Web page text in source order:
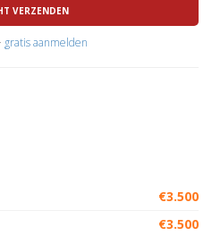
VERZENDEN
gratis aanmelden
€3.500
€3.500